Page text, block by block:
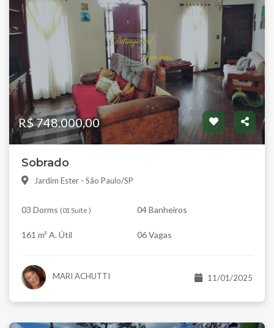
R$ 748.000,00
Sobrado
Jardim Ester - São Paulo/SP
03 Dorms (01 Suíte ) 04 Banheiros
161 m² A. Útil 06 Vagas
MARI ACHUTTI 11/01/2025